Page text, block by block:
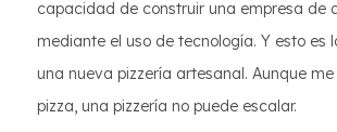
capacidad de construir una empresa de
mediante el uso de tecnología. Y esto es
una nueva pizzería artesanal. Aunque
pizza, una pizzería no puede escalar.